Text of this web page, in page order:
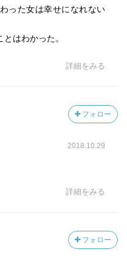
った女は幸せになれない
はわかった。
詳細をみる
フォロー
2018.10.29
詳細をみる
フォロー